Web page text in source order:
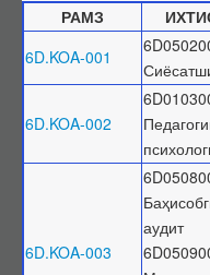
Ҳимояи якдаъфаина
Фармоишҳо оид ба
Фармоишҳо оид ба
Номгӯи ҳуҷҷатҳо оид
Шӯроҳои экспертӣ
Шӯроҳои амалкунанда
Тағйирот дар ҳайати
РАМЗ
6D.KOA-001
6D.KOA-002
6D.KOA-003
аудит